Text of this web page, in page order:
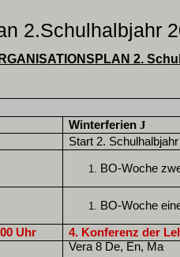
2.Schulhalbjahr
2.
Winterferien J
Start 2. Schulhalbjahr
BO-Woche
BO-Woche
Uhr 4. Konferenz der
Vera 8 De, En, Ma